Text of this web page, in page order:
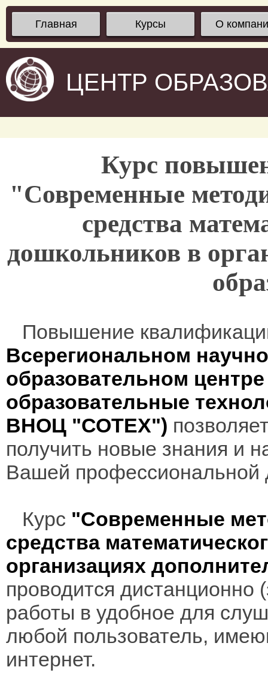
Главная Курсы О
ЦЕНТР
Курс
"Современные
средства
дошкольников в
Повышение
Всерегиональном
образовательном
образовательные
ВНОЦ "СОТЕХ")
получить новые знания и
Вашей профессиональной
Курс "Современные
средства
организациях
проводится дистанционно
работы в удобное для
любой пользователь,
интернет.